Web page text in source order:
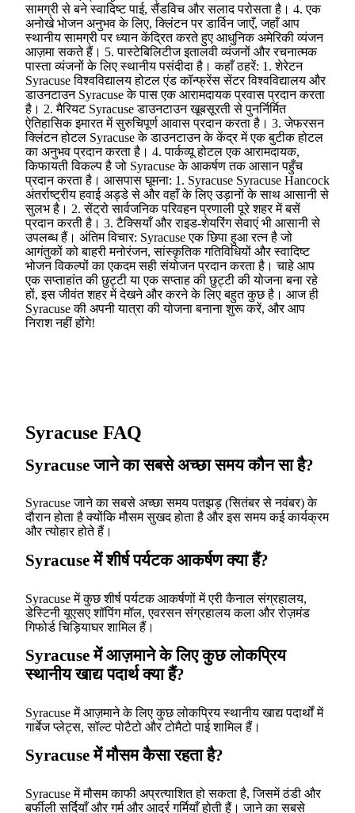
सामग्री से बने स्वादिष्ट पाई, सैंडविच और सलाद परोसता है। 4. एक
अनोखे भोजन अनुभव के लिए, क्लिंटन पर डार्विन जाएँ, जहाँ आप
स्थानीय सामग्री पर ध्यान केंद्रित करते हुए आधुनिक अमेरिकी व्यंजन
आज़मा सकते हैं। 5. पास्टेबिलिटीज इतालवी व्यंजनों और रचनात्मक
पास्ता व्यंजनों के लिए स्थानीय पसंदीदा है। कहाँ ठहरें: 1. शेरेटन
Syracuse विश्वविद्यालय होटल एंड कॉन्फ्रेंस सेंटर विश्वविद्यालय और
डाउनटाउन Syracuse के पास एक आरामदायक प्रवास प्रदान करता
है। 2. मैरियट Syracuse डाउनटाउन खूबसूरती से पुनर्निर्मित
ऐतिहासिक इमारत में सुरुचिपूर्ण आवास प्रदान करता है। 3. जेफरसन
क्लिंटन होटल Syracuse के डाउनटाउन के केंद्र में एक बुटीक होटल
का अनुभव प्रदान करता है। 4. पार्कव्यू होटल एक आरामदायक,
किफायती विकल्प है जो Syracuse के आकर्षण तक आसान पहुँच
प्रदान करता है। आसपास घूमना: 1. Syracuse Syracuse Hancock
अंतर्राष्ट्रीय हवाई अड्डे से और वहाँ के लिए उड़ानों के साथ आसानी से
सुलभ है। 2. सेंट्रो सार्वजनिक परिवहन प्रणाली पूरे शहर में बसें
प्रदान करती है। 3. टैक्सियाँ और राइड-शेयरिंग सेवाएं भी आसानी से
उपलब्ध हैं। अंतिम विचार: Syracuse एक छिपा हुआ रत्न है जो
आगंतुकों को बाहरी मनोरंजन, सांस्कृतिक गतिविधियों और स्वादिष्ट
भोजन विकल्पों का एकदम सही संयोजन प्रदान करता है। चाहे आप
एक सप्ताहांत की छुट्टी या एक सप्ताह की छुट्टी की योजना बना रहे
हों, इस जीवंत शहर में देखने और करने के लिए बहुत कुछ है। आज ही
Syracuse की अपनी यात्रा की योजना बनाना शुरू करें, और आप
निराश नहीं होंगे!
Syracuse FAQ
Syracuse जाने का सबसे अच्छा समय कौन सा है?
Syracuse जाने का सबसे अच्छा समय पतझड़ (सितंबर से नवंबर) के
दौरान होता है क्योंकि मौसम सुखद होता है और इस समय कई कार्यक्रम
और त्योहार होते हैं।
Syracuse में शीर्ष पर्यटक आकर्षण क्या हैं?
Syracuse में कुछ शीर्ष पर्यटक आकर्षणों में एरी कैनाल संग्रहालय,
डेस्टिनी यूएसए शॉपिंग मॉल, एवरसन संग्रहालय कला और रोज़मंड
गिफोर्ड चिड़ियाघर शामिल हैं।
Syracuse में आज़माने के लिए कुछ लोकप्रिय
स्थानीय खाद्य पदार्थ क्या हैं?
Syracuse में आज़माने के लिए कुछ लोकप्रिय स्थानीय खाद्य पदार्थों में
गार्बेज प्लेट्स, सॉल्ट पोटैटो और टोमैटो पाई शामिल हैं।
Syracuse में मौसम कैसा रहता है?
Syracuse में मौसम काफी अप्रत्याशित हो सकता है, जिसमें ठंडी और
बर्फीली सर्दियाँ और गर्म और आर्द्र गर्मियाँ होती हैं। जाने का सबसे